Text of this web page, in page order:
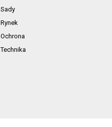
Sady
Rynek
Ochrona
Technika